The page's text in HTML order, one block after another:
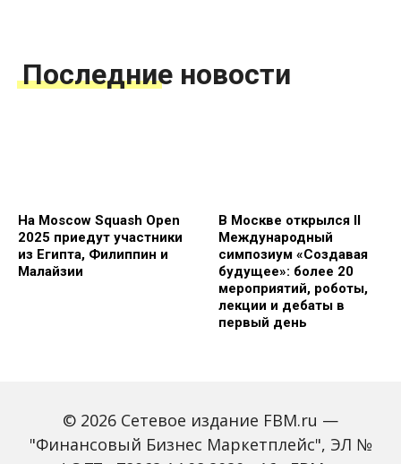
Последние новости
На Moscow Squash Open
2025 приедут участники
из Египта, Филиппин и
Малайзии
В Москве открылся II
Международный
симпозиум «Создавая
будущее»: более 20
мероприятий, роботы,
лекции и дебаты в
первый день
© 2026 Сетевое издание FBM.ru —
"Финансовый Бизнес Маркетплейс", ЭЛ №